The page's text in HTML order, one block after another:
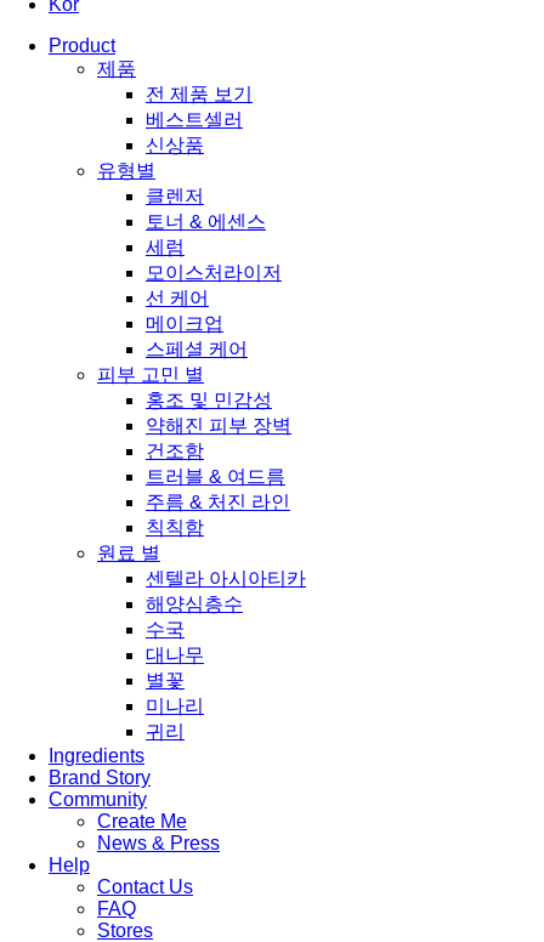
Product
제품
전 제품 보기
베스트셀러
신상품
유형별
클렌저
토너 & 에센스
세럼
모이스처라이저
선 케어
메이크업
스페셜 케어
피부 고민 별
홍조 및 민감성
약해진 피부 장벽
건조함
트러블 & 여드름
주름 & 처진 라인
칙칙함
원료 별
센텔라 아시아티카
해양심층수
수국
대나무
별꽃
미나리
귀리
Ingredients
Brand Story
Community
Create Me
News & Press
Help
Contact Us
FAQ
Stores